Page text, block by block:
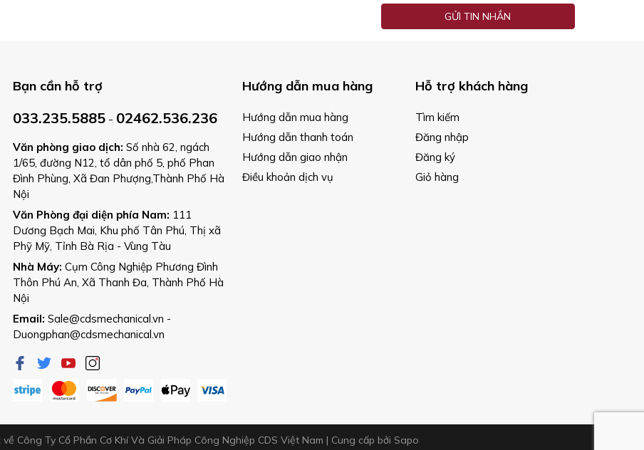
GỬI TIN NHẮN
Bạn cần hỗ trợ
033.235.5885 - 02462.536.236
Văn phòng giao dịch:Số nhà 62, ngách
1/65, đường N12, tổ dân phố 5, phố Phan
Đình Phùng, Xã Đan Phượng,Thành Phố Hà
Nội
Văn Phòng đại diện phía Nam: 111
Dương Bạch Mai, Khu phố Tân Phú, Thị xã
Phỹ Mỹ, Tỉnh Bà Rịa - Vùng Tàu
Nhà Máy:Cụm Công Nghiệp Phương Đình
Thôn Phú An, Xã Thanh Đa, Thành Phố Hà
Nội
Email:Sale@cdsmechanical.vn -
Duongphan@cdsmechanical.vn
Hướng dẫn mua hàng
Hướng dẫn mua hàng
Hướng dẫn thanh toán
Hướng dẫn giao nhận
Điều khoản dịch vụ
Hỗ trợ khách hàng
Tìm kiếm
Đăng nhập
Đăng ký
Giỏ hàng
Công Ty Cổ Phần Cơ Khí Và Giải Pháp Công Nghiệp CDS Việt Nam | Cung cấp bởi Sapo